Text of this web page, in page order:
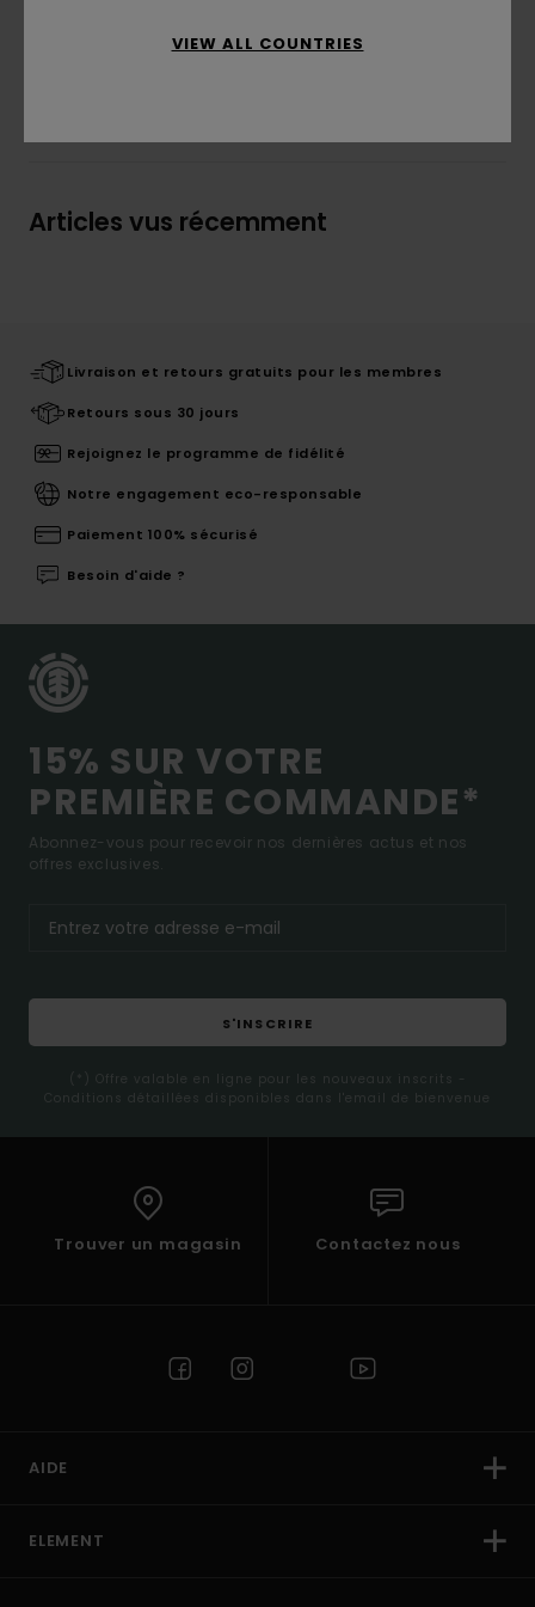
Traçabilité du produit (Loi Agec)
Articles vus récemment
Livraison et retours gratuits pour les membres
Retours sous 30 jours
Rejoignez le programme de fidélité
Notre engagement eco-responsable
Paiement 100% sécurisé
Besoin d'aide ?
15% SUR VOTRE
PREMIÈRE COMMANDE*
Abonnez-vous pour recevoir nos dernières actus et nos
offres exclusives.
S'INSCRIRE
(*) Offre valable en ligne pour les nouveaux inscrits -
Conditions détaillées disponibles dans l'email de bienvenue
Trouver un magasin Contactez nous
AIDE
ELEMENT
VIEW ALL COUNTRIES